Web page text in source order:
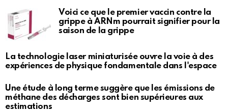
Voici ce que le premier vaccin contre la
grippe à ARNm pourrait signifier pour la
saison de la grippe
La technologie laser miniaturisée ouvre la voie à des
expériences de physique fondamentale dans l'espace
Une étude à long terme suggère que les émissions de
méthane des décharges sont bien supérieures aux
estimations